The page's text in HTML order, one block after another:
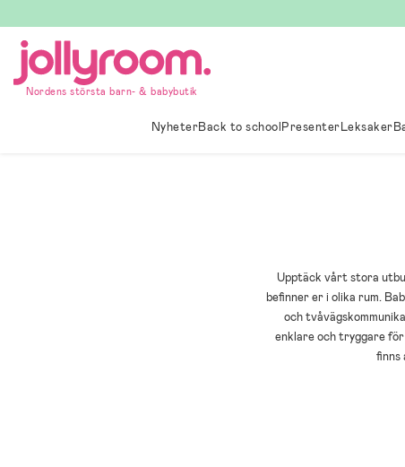
till
innehållet
Nordens största barn- & babybutik
NyheterBack to schoolPresenterLeksaker
Upptäck vårt stora
befinner er i olika rum.
och
enklare och tryggare för
finns